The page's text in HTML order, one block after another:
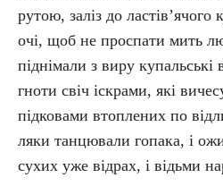
рутою, заліз до ластів’ячого
очі, щоб не проспати мить
піднімали з виру купальські
гноти свіч іскрами, які
підковами втоплених по
ляки танцювали гопака, і
сухих уже відрах, і відьми